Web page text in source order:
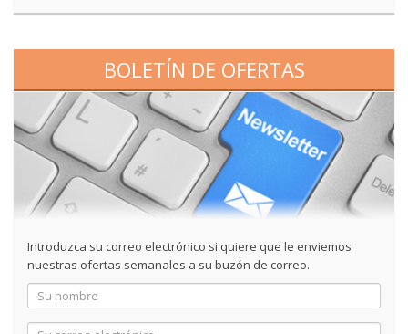
BOLETÍN DE OFERTAS
Introduzca su correo electrónico si quiere que le enviemos
nuestras ofertas semanales a su buzón de correo.